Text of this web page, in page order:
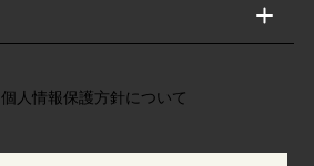
個人情報保護方針について